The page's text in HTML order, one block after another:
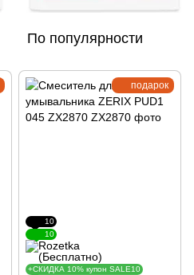
По популярности
подарок
10
10
+СКИДКА 10% купон SALE10